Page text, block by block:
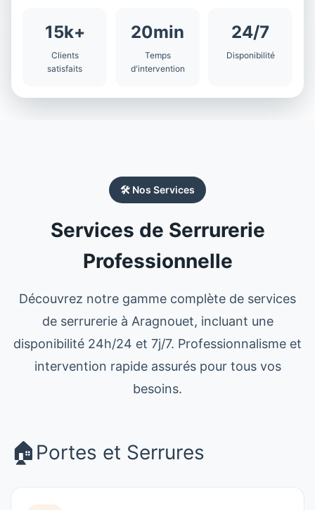
15k+
Clients
satisfaits
20min
Temps
d'intervention
24/7
Disponibilité
🛠️ Nos Services
Services de Serrurerie
Professionnelle
Découvrez notre gamme complète de services
de serrurerie à Aragnouet, incluant une
disponibilité 24h/24 et 7j/7. Professionnalisme et
intervention rapide assurés pour tous vos
besoins.
🏠 Portes et Serrures